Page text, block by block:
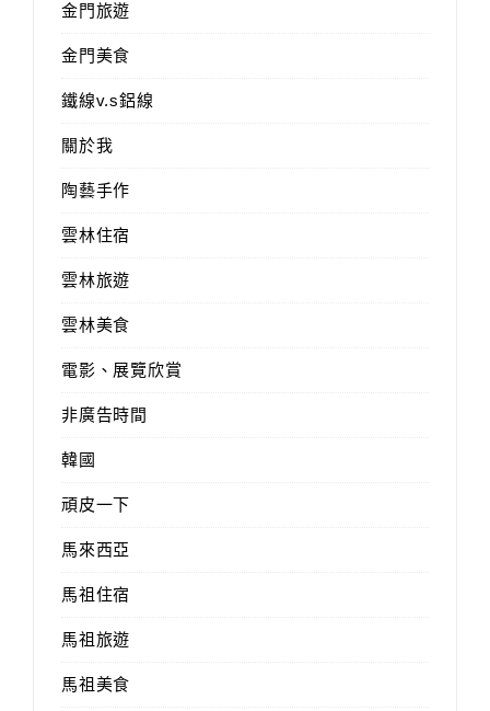
金門旅遊
金門美食
鐵線v.s鋁線
關於我
陶藝手作
雲林住宿
雲林旅遊
雲林美食
電影、展覽欣賞
非廣告時間
韓國
頑皮一下
馬來西亞
馬祖住宿
馬祖旅遊
馬祖美食